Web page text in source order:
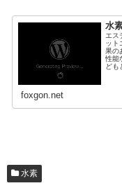
水
エス
ット
果の
性能
ども
foxgon.net
水素